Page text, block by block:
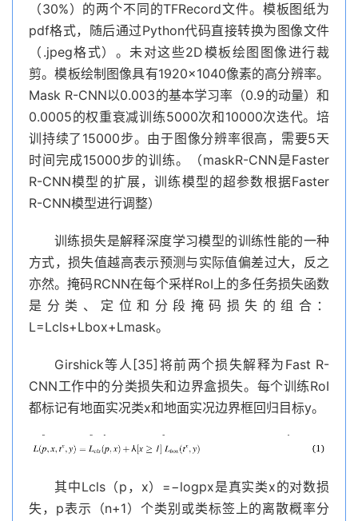
（30%）的两个不同的TFRecord文件。模板图纸为
pdf格式，随后通过Python代码直接转换为图像文件
（.jpeg格式）。未对这些2D模板绘图图像进行裁
剪。模板绘制图像具有1920×1040像素的高分辨率。
Mask R-CNN以0.003的基本学习率（0.9的动量）和
0.0005的权重衰减训练5000次和10000次迭代。培
训持续了15000步。由于图像分辨率很高，需要5天
时间完成15000步的训练。（maskR-CNN是Faster
R-CNN模型的扩展，训练模型的超参数根据Faster
R-CNN模型进行调整）
训练损失是解释深度学习模型的训练性能的一种
方式，损失值越高表示预测与实际值偏差过大，反之
亦然。掩码RCNN在每个采样RoI上的多任务损失函数
是分类、定位和分段掩码损失的组合：
L=Lcls+Lbox+Lmask。
Girshick等人[35]将前两个损失解释为Fast R-
CNN工作中的分类损失和边界盒损失。每个训练RoI
都标记有地面实况类x和地面实况边界框回归目标y。
其中Lcls（p，x）=−logpx是真实类x的对数损
失，p表示（n+1）个类别或类标签上的离散概率分